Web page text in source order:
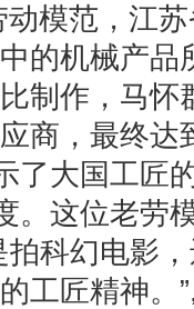
范，江苏
的机械产品
制作，马怀
商，最终达
了大国工匠
。这位老劳
拍科幻电影
的工匠精神